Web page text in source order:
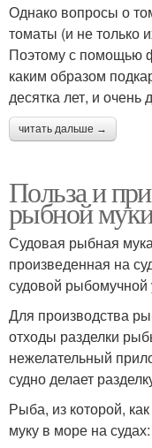
Однако вопросы о
томаты (и не только
Поэтому с помощью
каким образом
десятка лет, и очень
читать дальше →
Польза и
рыбной
Судовая рыбная
произведенная на
судовой рыбомучной
Для производства
отходы разделки
нежелательный
судно делает
Рыба, из которой,
муку в море на судах: